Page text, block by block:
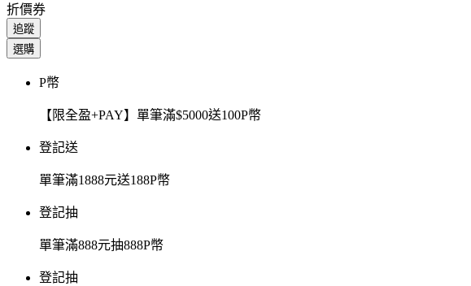
折價券
追蹤
選購
P幣
【限全盈+PAY】單筆滿$5000送100P幣
登記送
單筆滿1888元送188P幣
登記抽
單筆滿888元抽888P幣
登記抽